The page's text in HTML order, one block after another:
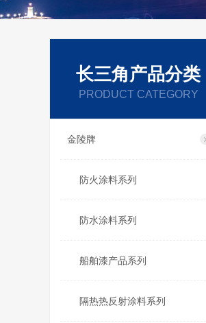
长三角产品分类
PRODUCT CATEGORY
金陵牌
防火涂料系列
防水涂料系列
船舶漆产品系列
隔热热反射涂料系列